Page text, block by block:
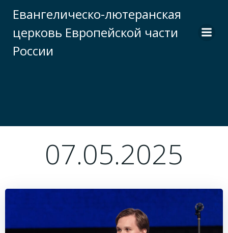
к
содержимому
Евангелическо-лютеранская
церковь Европейской части
России
07.05.2025